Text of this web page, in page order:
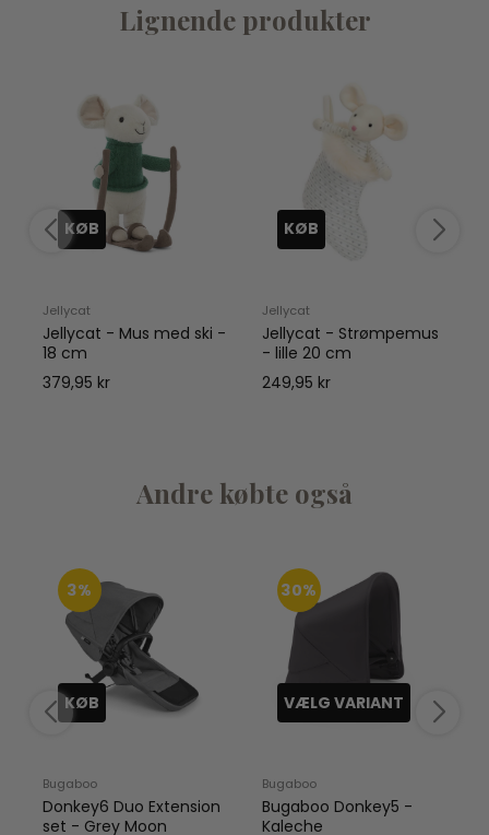
Lignende produkter
KØB
Jellycat
Jellycat - Mus med ski -
18 cm
379,95 kr
KØB
Jellycat
Jellycat - Strømpemus
- lille 20 cm
249,95 kr
Andre købte også
3%
KØB
Bugaboo
Donkey6 Duo Extension
set - Grey Moon
30%
VÆLG VARIANT
Bugaboo
Bugaboo Donkey5 -
Kaleche